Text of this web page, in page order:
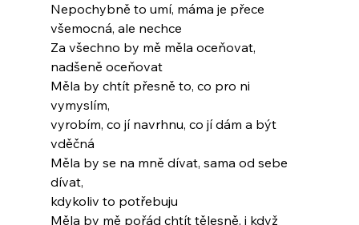
Nepochybně to umí, máma je přece
všemocná, ale nechce
Za všechno by mě měla oceňovat,
nadšeně oceňovat
Měla by chtít přesně to, co pro ni
vymyslím,
vyrobím, co jí navrhnu, co jí dám a být
vděčná
Měla by se na mně dívat, sama od sebe
dívat,
kdykoliv to potřebuju
Měla by mě pořád chtít tělesně, i když